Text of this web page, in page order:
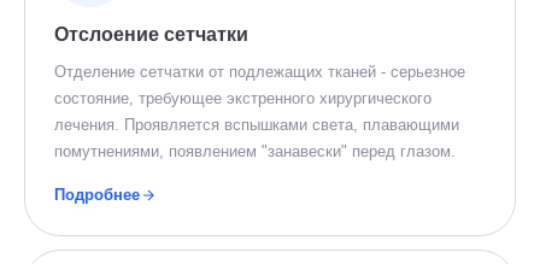
Отслоение сетчатки
Отделение сетчатки от подлежащих тканей - серьезное
состояние, требующее экстренного хирургического
лечения. Проявляется вспышками света, плавающими
помутнениями, появлением "занавески" перед глазом.
Подробнее